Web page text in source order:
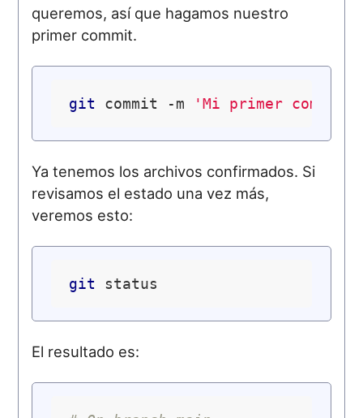
queremos, así que hagamos nuestro
primer commit.
git commit -m 'Mi primer
Ya tenemos los archivos confirmados. Si
revisamos el estado una vez más,
veremos esto:
git
El resultado es: